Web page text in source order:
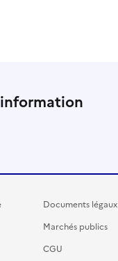
Documents légaux
Marchés publics
CGU